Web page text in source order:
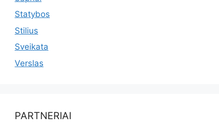
Statybos
Stilius
Sveikata
Verslas
PARTNERIAI